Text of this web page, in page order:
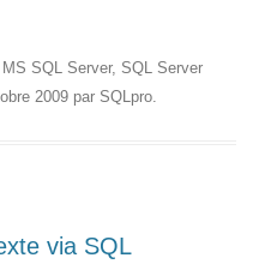
MS SQL Server, SQL Server
2009 par SQLpro.
via SQL